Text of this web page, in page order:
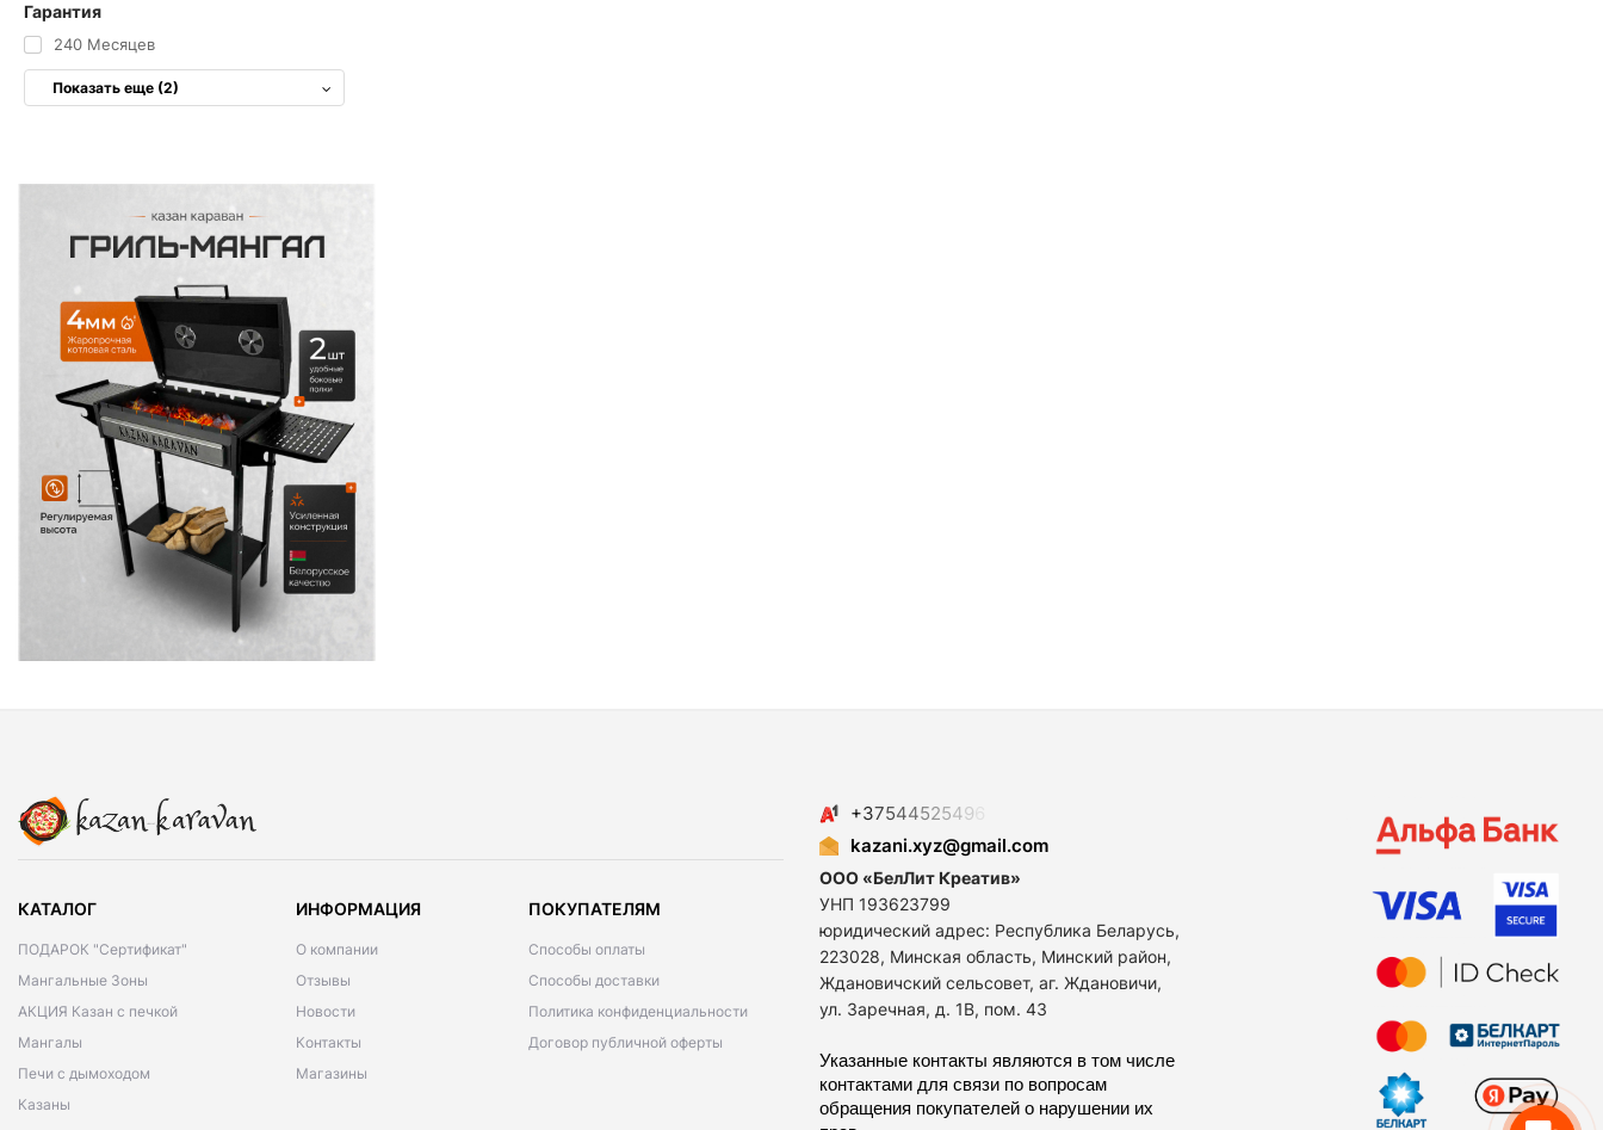
Гарантия
240 Месяцев
Показать еще (2)
КАТАЛОГ
ПОДАРОК "Сертификат"
Мангальные Зоны
АКЦИЯ Казан с печкой
Мангалы
Печи с дымоходом
Казаны
ИНФОРМАЦИЯ
О компании
Отзывы
Новости
Контакты
Магазины
ПОКУПАТЕЛЯМ
Способы оплаты
Способы доставки
Политика конфиденциальности
Договор публичной оферты
+3754452549
kazani.xyz@gmail.com
ООО «БелЛит Креатив»
УНП 193623799
юридический адрес: Республика Беларусь,
223028, Минская область, Минский район,
Ждановичский сельсовет, аг. Ждановичи,
ул. Заречная, д. 1В, пом. 43
Указанные контакты являются в том числе
контактами для связи по вопросам
обращения покупателей о нарушении их